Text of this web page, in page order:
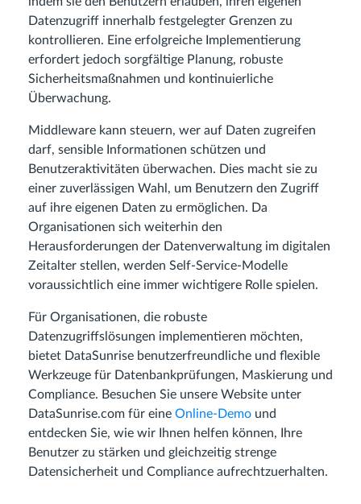
Datenzugriff innerhalb festgelegter Grenzen zu
kontrollieren. Eine erfolgreiche Implementierung
erfordert jedoch sorgfältige Planung, robuste
Sicherheitsmaßnahmen und kontinuierliche
Überwachung.
Middleware kann steuern, wer auf Daten zugreifen
darf, sensible Informationen schützen und
Benutzeraktivitäten überwachen. Dies macht sie zu
einer zuverlässigen Wahl, um Benutzern den Zugriff
auf ihre eigenen Daten zu ermöglichen. Da
Organisationen sich weiterhin den
Herausforderungen der Datenverwaltung im digitalen
Zeitalter stellen, werden Self-Service-Modelle
voraussichtlich eine immer wichtigere Rolle spielen.
Für Organisationen, die robuste
Datenzugriffslösungen implementieren möchten,
bietet DataSunrise benutzerfreundliche und flexible
Werkzeuge für Datenbankprüfungen, Maskierung und
Compliance. Besuchen Sie unsere Website unter
DataSunrise.com für eine Online-Demo und
entdecken Sie, wie wir Ihnen helfen können, Ihre
Benutzer zu stärken und gleichzeitig strenge
Datensicherheit und Compliance aufrechtzuerhalten.